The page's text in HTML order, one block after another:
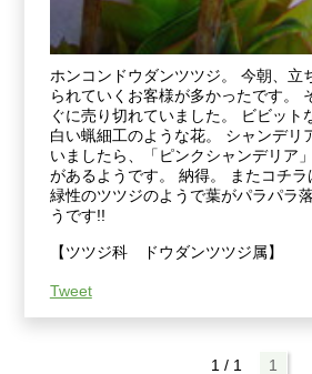
ホンコンドウダンツツジ。 今朝、立
られていくお客様が多かったです。
ぐに売り切れていました。 ビビット
白い蝋細工のような花。 シャンデリ
いましたら、「ピンクシャンデリア
があるようです。 納得。 またコチラ
緑性のツツジのようで葉がパラパラ
うです!!
【ツツジ科 ドウダンツツジ属】
Tweet
1 / 1 1